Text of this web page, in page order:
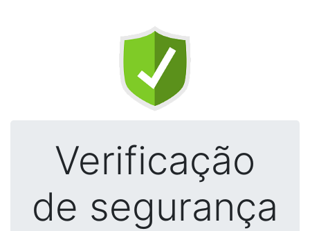
Verificação
de segurança